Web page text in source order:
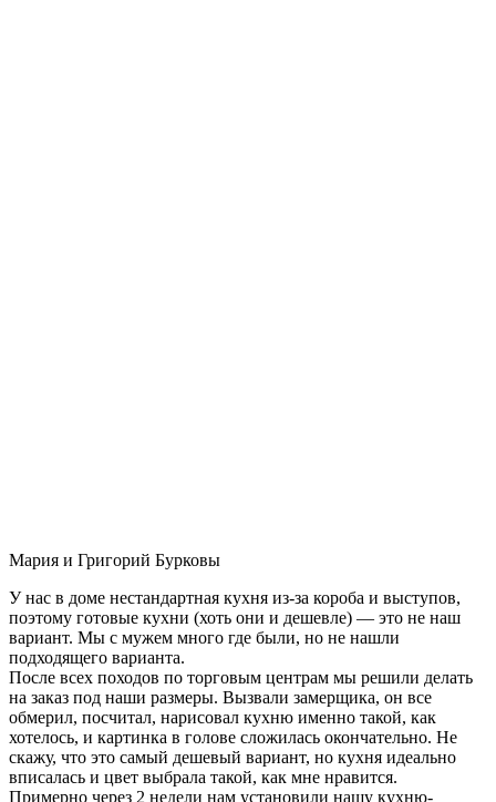
Мария и Григорий Бурковы
У нас в доме нестандартная кухня из-за короба и выступов,
поэтому готовые кухни (хоть они и дешевле) — это не наш
вариант. Мы с мужем много где были, но не нашли
подходящего варианта.
После всех походов по торговым центрам мы решили делать
на заказ под наши размеры. Вызвали замерщика, он все
обмерил, посчитал, нарисовал кухню именно такой, как
хотелось, и картинка в голове сложилась окончательно. Не
скажу, что это самый дешевый вариант, но кухня идеально
вписалась и цвет выбрала такой, как мне нравится.
Примерно через 2 недели нам установили нашу кухню-